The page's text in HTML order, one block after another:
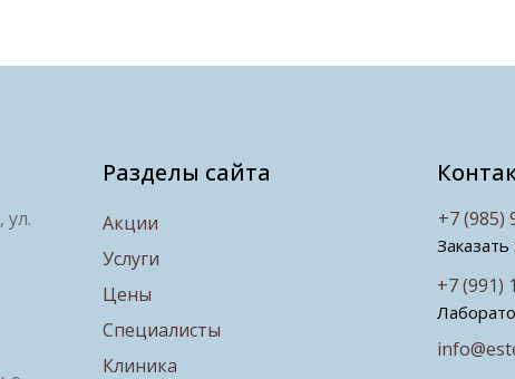
Разделы сайта
Акции
Услуги
Цены
Специалисты
Клиника
Заказать
+7 (991)
+7 (985)